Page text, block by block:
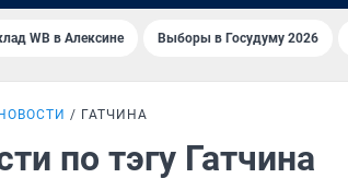
WB в Алексине Выборы в Госудуму 2026
ГАТЧИНА
по тэгу Гатчина